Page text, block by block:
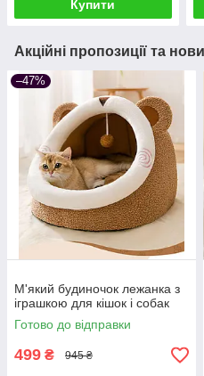
Купити
Акційні пропозиції та
–47%
М'який будиночок лежанка з
іграшкою для кішок і собак
Готово до відправки
499 ₴ 945 ₴